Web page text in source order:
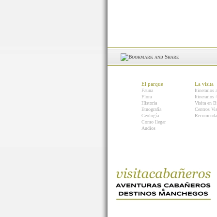
El parque
Fauna
Flora
Historia
Etnografía
Geología
Como llegar
Audios
La visita
Itinerarios
Itinerarios
Visita en
Centros